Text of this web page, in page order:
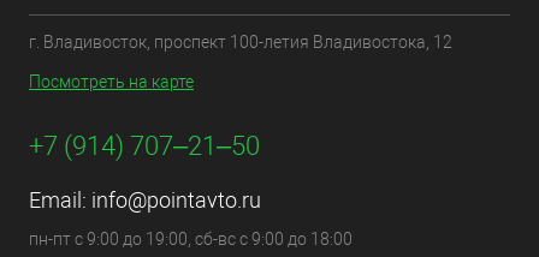
г. Владивосток, проспект 100-летия Владивостока, 12
Посмотреть на карте
+7 (914) 707‒21‒50
Email: info@pointavto.ru
пн-пт с 9:00 до 19:00, сб-вс с 9:00 до 18:00